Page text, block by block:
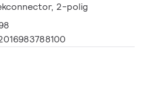
2-polig